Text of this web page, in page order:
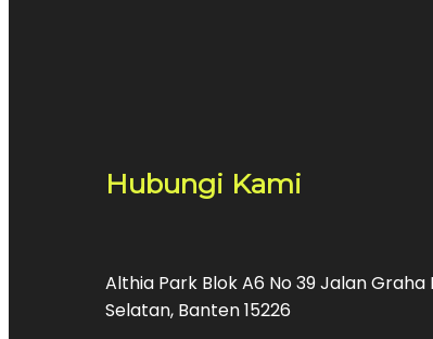
Hubungi Kami
Althia Park Blok A6 No 39 Jalan
Selatan, Banten 15226